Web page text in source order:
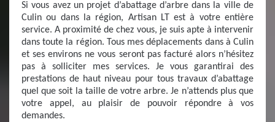
Si vous avez un projet d’abattage d’arbre dans la ville de
Culin ou dans la région, Artisan LT est à votre entière
service. A proximité de chez vous, je suis apte à intervenir
dans toute la région. Tous mes déplacements dans à Culin
et ses environs ne vous seront pas facturé alors n’hésitez
pas à solliciter mes services. Je vous garantirai des
prestations de haut niveau pour tous travaux d’abattage
quel que soit la taille de votre arbre. Je n’attends plus que
votre appel, au plaisir de pouvoir répondre à vos
demandes.